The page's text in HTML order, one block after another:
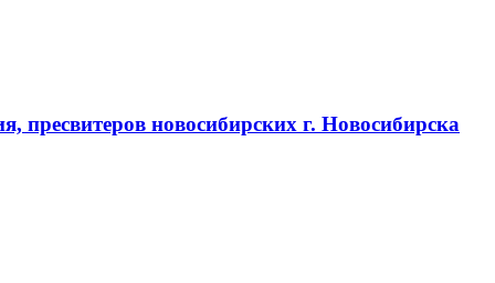
пресвитеров новосибирских г. Новосибирска